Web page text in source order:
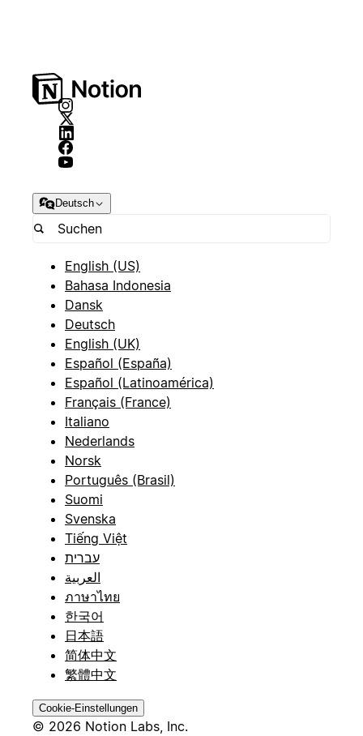
Deutsch
English (US)
Bahasa Indonesia
Dansk
Deutsch
English (UK)
Español (España)
Español (Latinoamérica)
Français (France)
Italiano
Nederlands
Norsk
Português (Brasil)
Suomi
Svenska
Tiếng Việt
עברית
العربية
ภาษาไทย
한국어
日本語
简体中文
繁體中文
Cookie-Einstellungen
© 2026 Notion Labs, Inc.